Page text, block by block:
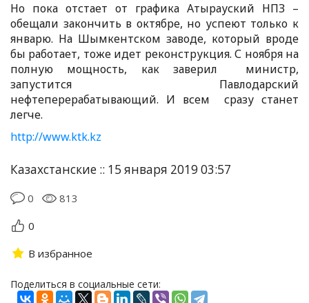
Но пока отстает от графика Атырауский НПЗ –
обещали закончить в октябре, но успеют только к
январю. На Шымкентском заводе, который вроде
бы работает, тоже идет реконструкция. С ноября на
полную мощность, как заверил министр,
запустится Павлодарский
нефтеперерабатывающий. И всем сразу станет
легче.
http://www.ktk.kz
Казахстанские :: 15 января 2019 03:57
0
813
0
В избранное
Поделиться в социальные сети: